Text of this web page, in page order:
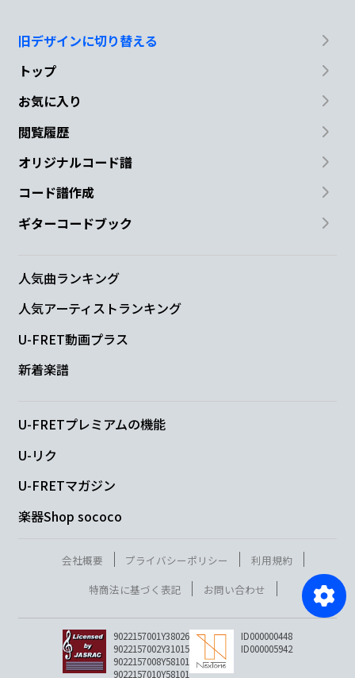
旧デザインに切り替える
トップ
お気に入り
閲覧履歴
オリジナルコード譜
コード譜作成
ギターコードブック
人気曲ランキング
人気アーティストランキング
U-FRET動画プラス
新着楽譜
U-FRETプレミアムの機能
U-リク
U-FRETマガジン
楽器Shop sococo
会社概要 プライバシーポリシー
利用規約
特商法に基づく表記
お問い合わせ
9022157001Y38026
9022157002Y31015
9022157008Y58101
9022157010Y58101
ID000000448
ID000005942